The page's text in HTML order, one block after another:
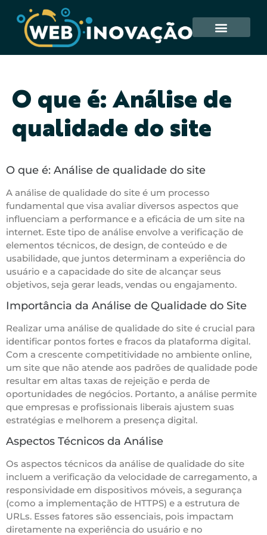
O que é: Análise de
qualidade do site
O que é: Análise de qualidade do site
A análise de qualidade do site é um processo
fundamental que visa avaliar diversos aspectos que
influenciam a performance e a eficácia de um site na
internet. Este tipo de análise envolve a verificação de
elementos técnicos, de design, de conteúdo e de
usabilidade, que juntos determinam a experiência do
usuário e a capacidade do site de alcançar seus
objetivos, seja gerar leads, vendas ou engajamento.
Importância da Análise de Qualidade do Site
Realizar uma análise de qualidade do site é crucial para
identificar pontos fortes e fracos da plataforma digital.
Com a crescente competitividade no ambiente online,
um site que não atende aos padrões de qualidade pode
resultar em altas taxas de rejeição e perda de
oportunidades de negócios. Portanto, a análise permite
que empresas e profissionais liberais ajustem suas
estratégias e melhorem a presença digital.
Aspectos Técnicos da Análise
Os aspectos técnicos da análise de qualidade do site
incluem a verificação da velocidade de carregamento, a
responsividade em dispositivos móveis, a segurança
(como a implementação de HTTPS) e a estrutura de
URLs. Esses fatores são essenciais, pois impactam
diretamente na experiência do usuário e no